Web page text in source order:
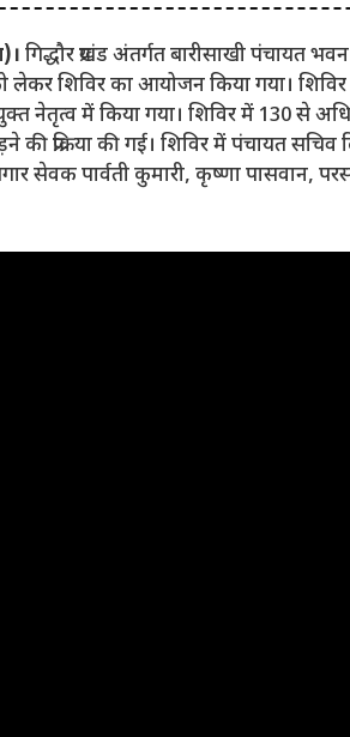
गिद्धौर प्रखंड अंतर्गत बारीसाखी पंचायत
लेकर शिविर का आयोजन किया गया।
नेतृत्व में किया गया। शिविर में 130 से
की प्रक्रिया की गई। शिविर में पंचायत
सेवक पार्वती कुमारी, कृष्णा पासवान,